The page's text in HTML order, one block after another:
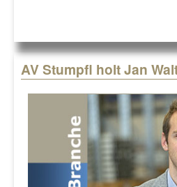
AV Stumpfl holt Jan